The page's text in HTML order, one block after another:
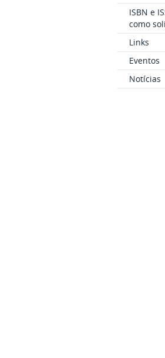
ISBN e
como
Links
Eventos
Notícias